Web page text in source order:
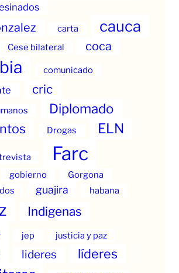
carta cauca
Cese bilateral coca
comunicado
cric
Diplomado
Drogas ELN
Farc
gobierno
Gorgona
guajira habana
Indigenas
jep justicia y paz
lideres líderes